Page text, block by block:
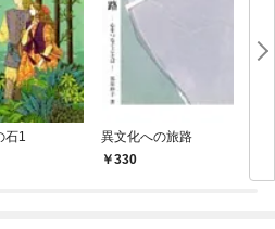
石1
異文化への旅路
330